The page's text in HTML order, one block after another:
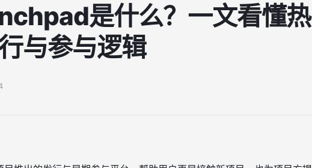
是什么？一文看懂热
与参与逻辑